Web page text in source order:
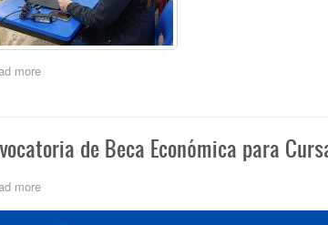
moreabout
mil
docentes
436
de Beca Económica para
moreabout